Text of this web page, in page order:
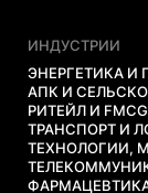
ИНДУСТРИИ
ЭНЕРГЕТИКА И
АПК И
РИТЕЙЛ И FMCG
ТРАНСПОРТ И
ТЕХНОЛОГИИ,